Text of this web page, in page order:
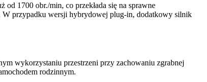
1700 obr./min, co przekłada się na sprawne
W przypadku wersji hybrydowej plug-in, dodatkowy silnik
wykorzystaniu przestrzeni przy zachowaniu zgrabnej
rodzinnym.